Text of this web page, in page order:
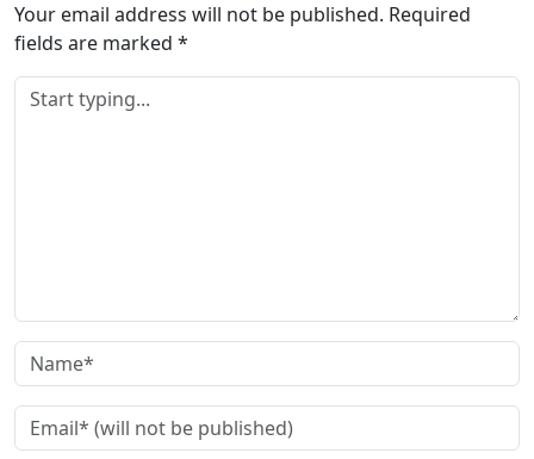
Your email address will not be published. Required
fields are marked *